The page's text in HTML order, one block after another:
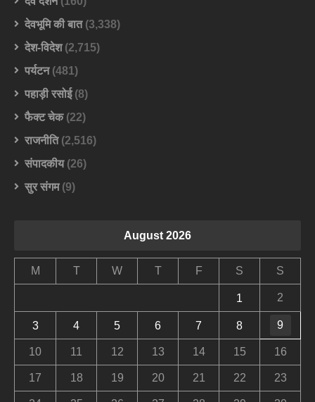
देवभूमि की बात(3,338)
देश-विदेश(2,715)
पर्यटन(481)
पहाड़ी रसोई(8)
फैक्ट चेक(22)
राजनीति(2,516)
संपादकीय(26)
सुर संगम(9)
August 2026
M T W T F S S
1 2
3 4 5 6 7 8 9
10 11 12 13 14 15 16
17 18 19 20 21 22 23